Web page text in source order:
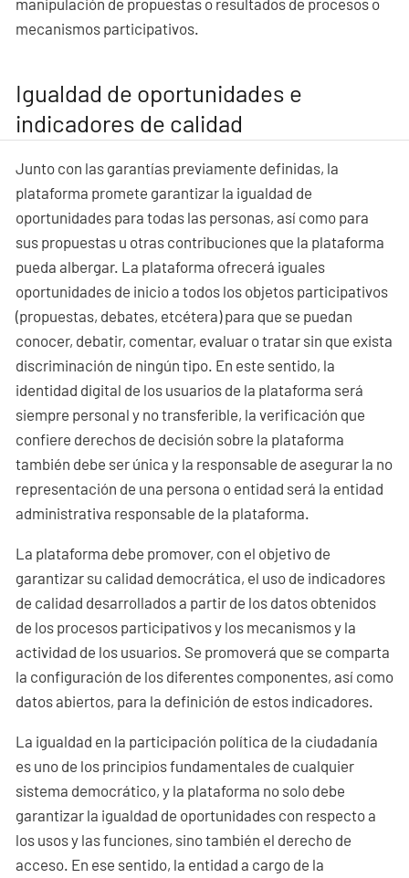
mecanismos participativos.
Igualdad de oportunidades e
indicadores de calidad
Junto con las garantías previamente definidas, la
plataforma promete garantizar la igualdad de
oportunidades para todas las personas, así como para
sus propuestas u otras contribuciones que la plataforma
pueda albergar. La plataforma ofrecerá iguales
oportunidades de inicio a todos los objetos participativos
(propuestas, debates, etcétera) para que se puedan
conocer, debatir, comentar, evaluar o tratar sin que exista
discriminación de ningún tipo. En este sentido, la
identidad digital de los usuarios de la plataforma será
siempre personal y no transferible, la verificación que
confiere derechos de decisión sobre la plataforma
también debe ser única y la responsable de asegurar la no
representación de una persona o entidad será la entidad
administrativa responsable de la plataforma.
La plataforma debe promover, con el objetivo de
garantizar su calidad democrática, el uso de indicadores
de calidad desarrollados a partir de los datos obtenidos
de los procesos participativos y los mecanismos y la
actividad de los usuarios. Se promoverá que se comparta
la configuración de los diferentes componentes, así como
datos abiertos, para la definición de estos indicadores.
La igualdad en la participación política de la ciudadanía
es uno de los principios fundamentales de cualquier
sistema democrático, y la plataforma no solo debe
garantizar la igualdad de oportunidades con respecto a
los usos y las funciones, sino también el derecho de
acceso. En ese sentido, la entidad a cargo de la